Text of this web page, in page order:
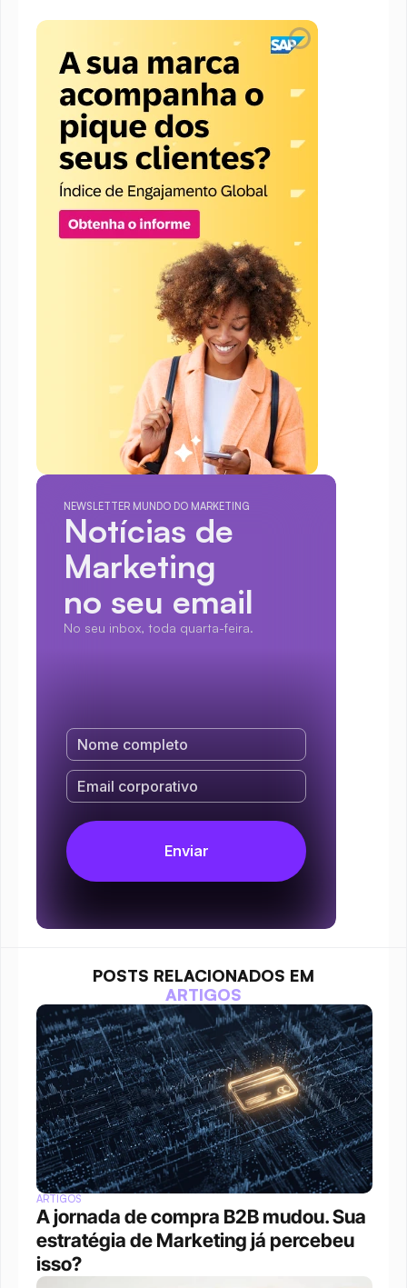
NEWSLETTER MUNDO DO MARKETING
Notícias de
Marketing
no seu email
No seu inbox, toda quarta-feira.
POSTS RELACIONADOS EM
ARTIGOS
ARTIGOS
A jornada de compra B2B mudou. Sua
estratégia de Marketing já percebeu
isso?